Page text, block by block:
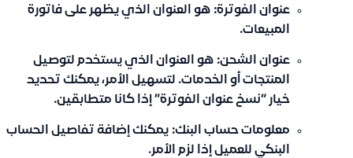
عنوان الفوترة: هو العنوان الذي يظهر على فاتورة
المبيعات.
عنوان الشحن: هو العنوان الذي يستخدم لتوصيل
المنتجات أو الخدمات. لتسهيل الأمر، يمكنك تحديد
خيار “نسخ عنوان الفوترة” إذا كانا متطابقين.
معلومات حساب البنك: يمكنك إضافة تفاصيل الحساب
البنكي للعميل إذا لزم الأمر.